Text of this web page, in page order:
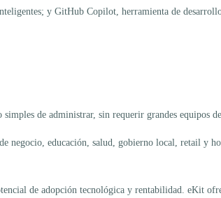
y GitHub Copilot, herramienta de
de administrar, sin requerir grandes equipos
educación, salud, gobierno local, retail y
de adopción tecnológica y rentabilidad. eKit